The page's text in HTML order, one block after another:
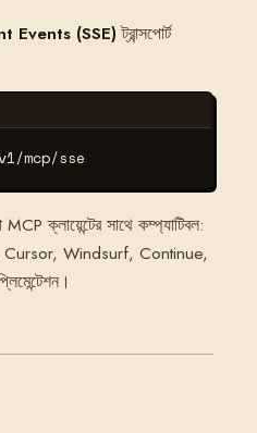
Events (SSE) ট্রান্সপোর্ট
mcp/sse
ক্লায়েন্টের সাথে কম্প্যাটিবল:
Windsurf, Continue,